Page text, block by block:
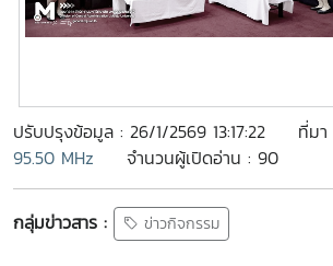
ปรับปรุงข้อมูล : 26/1/2569 13:17:22 ที่มา
95.50 MHz
จำนวนผู้เปิดอ่าน : 90
กลุ่มข่าวสาร : ข่าวกิจกรรม